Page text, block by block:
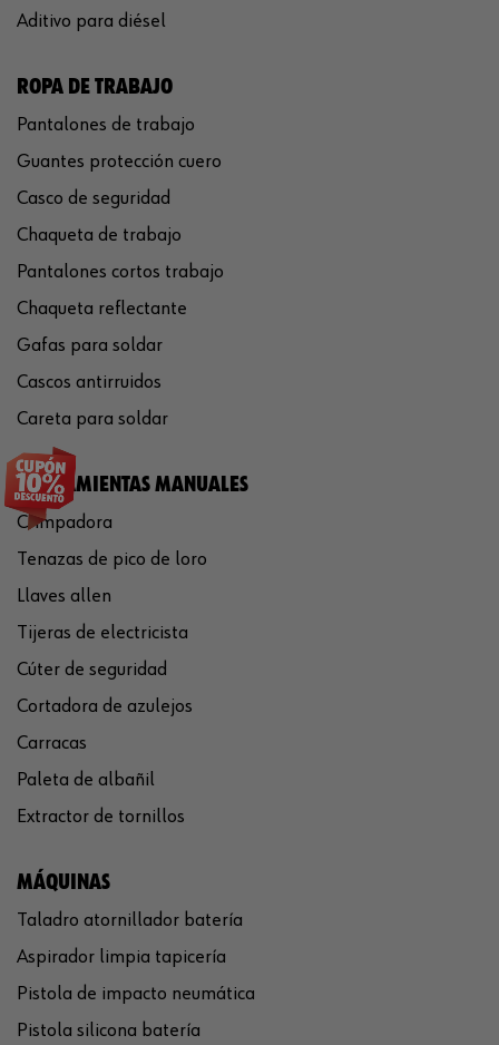
Aditivo para diésel
ROPA DE TRABAJO
Pantalones de trabajo
Guantes protección cuero
Casco de seguridad
Chaqueta de trabajo
Pantalones cortos trabajo
Chaqueta reflectante
Gafas para soldar
Cascos antirruidos
Careta para soldar
HERRAMIENTAS MANUALES
Crimpadora
Tenazas de pico de loro
Llaves allen
Tijeras de electricista
Cúter de seguridad
Cortadora de azulejos
Carracas
Paleta de albañil
Extractor de tornillos
MÁQUINAS
Taladro atornillador batería
Aspirador limpia tapicería
Pistola de impacto neumática
Pistola silicona batería